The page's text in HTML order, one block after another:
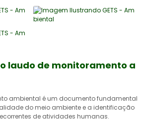
laudo de monitoramento a
ambiental é um documento fundamental
do meio ambiente e a identificação
de atividades humanas.